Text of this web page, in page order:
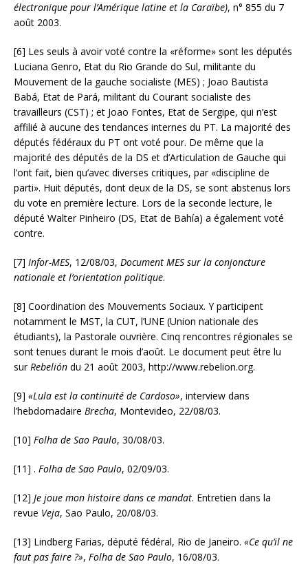
électronique pour l’Amérique latine et la Caraïbe), n° 855 du 7
août 2003.
[6] Les seuls à avoir voté contre la «réforme» sont les députés
Luciana Genro, Etat du Rio Grande do Sul, militante du
Mouvement de la gauche socialiste (MES) ; Joao Bautista
Babá, Etat de Pará, militant du Courant socialiste des
travailleurs (CST) ; et Joao Fontes, Etat de Sergipe, qui n’est
affilié à aucune des tendances internes du PT. La majorité des
députés fédéraux du PT ont voté pour. De même que la
majorité des députés de la DS et d’Articulation de Gauche qui
l’ont fait, bien qu’avec diverses critiques, par «discipline de
parti». Huit députés, dont deux de la DS, se sont abstenus lors
du vote en première lecture. Lors de la seconde lecture, le
député Walter Pinheiro (DS, Etat de Bahía) a également voté
contre.
[7] Infor-MES, 12/08/03, Document MES sur la conjoncture
nationale et l’orientation politique.
[8] Coordination des Mouvements Sociaux. Y participent
notamment le MST, la CUT, l’UNE (Union nationale des
étudiants), la Pastorale ouvrière. Cinq rencontres régionales se
sont tenues durant le mois d’août. Le document peut être lu
surRebelión du 21 août 2003, http://www.rebelion.org.
[9] «Lula est la continuité de Cardoso», interview dans
l’hebdomadaire Brecha, Montevideo, 22/08/03.
[10] Folha de Sao Paulo, 30/08/03.
[11] . Folha de Sao Paulo, 02/09/03.
[12] Je joue mon histoire dans ce mandat. Entretien dans la
revue Veja, Sao Paulo, 20/08/03.
[13] Lindberg Farias, député fédéral, Rio de Janeiro. «Ce qu’il ne
faut pas faire ?», Folha de Sao Paulo, 16/08/03.